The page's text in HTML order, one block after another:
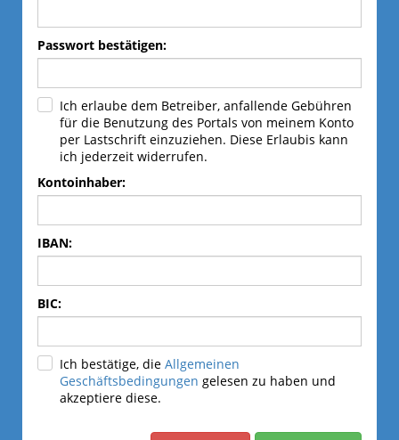
Passwort bestätigen:
Ich erlaube dem Betreiber, anfallende Gebühren
für die Benutzung des Portals von meinem Konto
per Lastschrift einzuziehen. Diese Erlaubis kann
ich jederzeit widerrufen.
Kontoinhaber:
IBAN:
BIC:
Ich bestätige, die Allgemeinen
Geschäftsbedingungen gelesen zu haben und
akzeptiere diese.